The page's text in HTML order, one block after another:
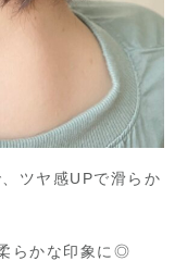
ツヤ感UPで滑らか
らかな印象に◎